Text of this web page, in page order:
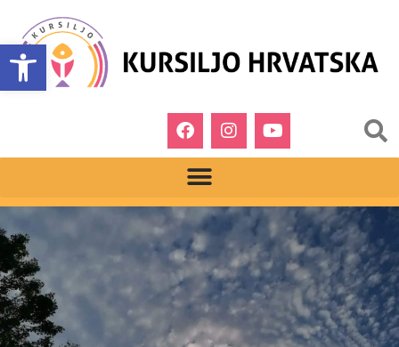
Open toolbar